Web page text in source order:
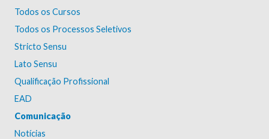
Todos os Cursos
Todos os Processos Seletivos
Stricto Sensu
Lato Sensu
Qualificação Profissional
EAD
Comunicação
Notícias